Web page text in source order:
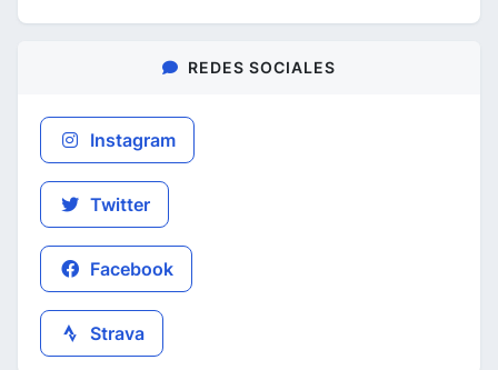
REDES SOCIALES
Instagram
Twitter
Facebook
Strava